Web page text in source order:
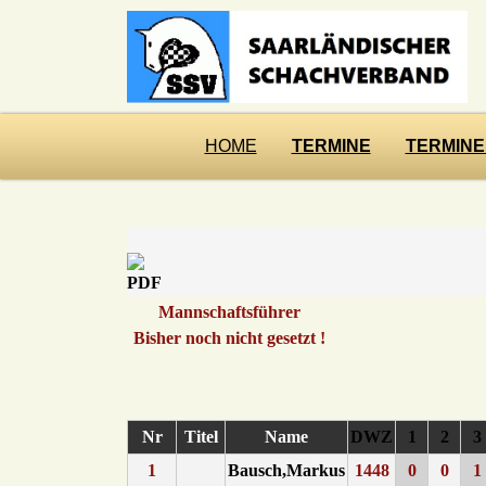
HOME TERMINE
Mannschaftsführer
Bisher noch nicht gesetzt !
Nr Titel Name DWZ 1 2 3
1
Bausch,Markus 1448 0 0 1